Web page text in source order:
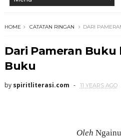
HOME CATATAN RINGAN DARI
Dari Pameran Buku
Buku
by spiritliterasi.com 11 YEARS AGO
Oleh